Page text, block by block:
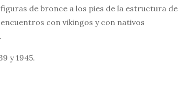
de bronce a los pies de la estructura de
con vikingos y con nativos
y 1945.